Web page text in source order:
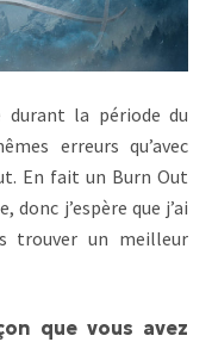
durant la période du
erreurs qu’avec
En fait un Burn Out
j’espère que j’ai
trouver un meilleur
que vous avez